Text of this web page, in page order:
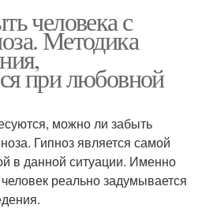
человека с
Методика
при любовной
можно ли забыть
Гипноз является самой
в данной ситуации. Именно
реально задумывается